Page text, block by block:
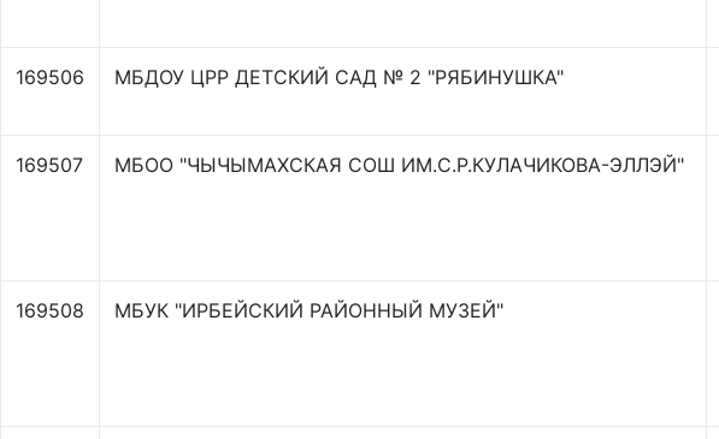
169506 МБДОУ ЦРР ДЕТСКИЙ САД № 2 "РЯБИНУШКА"
169507 МБОО "ЧЫЧЫМАХСКАЯ СОШ ИМ.С.Р.КУЛАЧИКОВА-ЭЛЛЭЙ"
169508 МБУК "ИРБЕЙСКИЙ РАЙОННЫЙ МУЗЕЙ"